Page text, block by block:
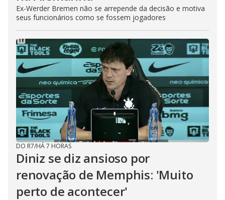
Ex-Werder Bremen não se arrepende da decisão e motiva
seus funcionários como se fossem jogadores
DO R7/HÁ 7 HORAS
Diniz se diz ansioso por
renovação de Memphis: 'Muito
perto de acontecer'